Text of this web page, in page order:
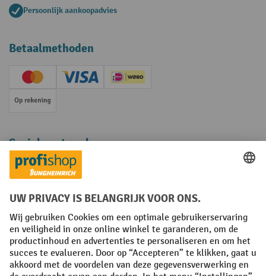
Persoonlijk aankoopadvies
Betaalmethoden
Creditcard (Master)Creditcard (Visa)iDEAL | Wero
Op rekening
Sociale netwerken
Facebook
YouTube
LinkedInInstagram
Algemene leveringsvoorwaarden Copyright
Privacyverklaring Privacy Instellingen